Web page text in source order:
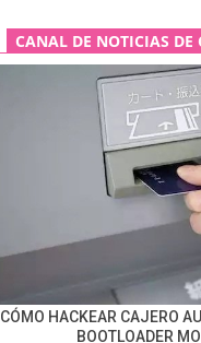
CANAL DE NOTICIAS DE
CÓMO HACKEAR CAJERO
BOOTLOADER